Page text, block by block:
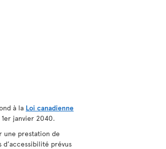
à la Loi canadienne
janvier 2040.
une prestation de
prévus